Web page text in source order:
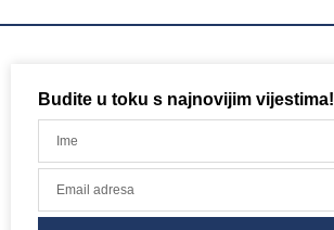
Budite u toku s najnovijim vijestima!